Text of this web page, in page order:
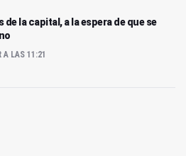
de la capital, a la espera de que se
A LAS 11:21